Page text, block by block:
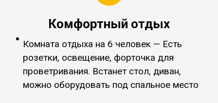
Комфортный отдых
Комната отдыха на 6 человек — Есть
розетки, освещение, форточка для
проветривания. Встанет стол, диван,
можно оборудовать под спальное место